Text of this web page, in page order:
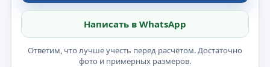
Написать в WhatsApp
Ответим, что лучше учесть перед расчётом. Достаточно
фото и примерных размеров.